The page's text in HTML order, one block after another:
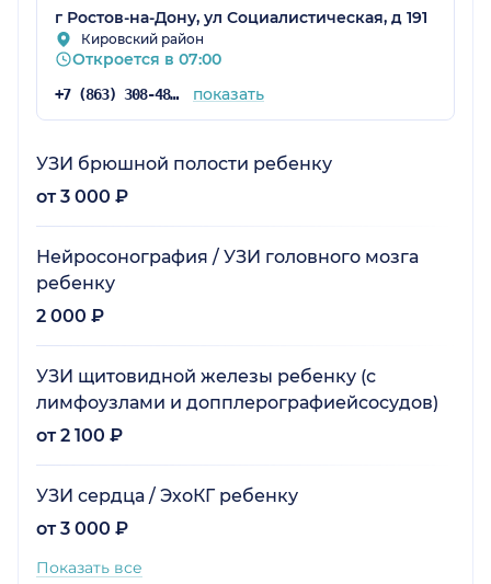
г Ростов-на-Дону, ул Социалистическая, д 191
Кировский район
Откроется в 07:00
+7 (863) 308-48-57 показать
УЗИ брюшной полости ребенку
от 3 000 ₽
Нейросонография / УЗИ головного мозга
ребенку
2 000 ₽
УЗИ щитовидной железы ребенку (с
лимфоузлами и допплерографиейсосудов)
от 2 100 ₽
УЗИ сердца / ЭхоКГ ребенку
от 3 000 ₽
Показать все